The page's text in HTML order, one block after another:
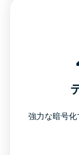
強力な暗号